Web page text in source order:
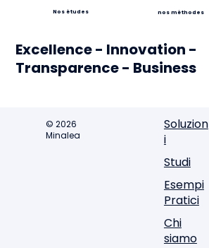
Nos études nos méthodes
Excellence - Innovation -
Transparence - Business
© 2026
Minalea
Soluzion
i
Studi
Esempi
Pratici
Chi
siamo